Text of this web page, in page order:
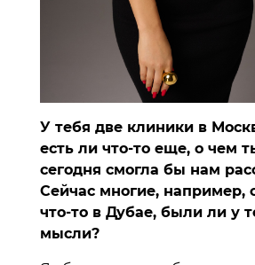
У тебя две клиники в
есть ли что-то еще, о чем
сегодня смогла бы нам
Сейчас многие, например,
что-то в Дубае, были ли у
мысли?